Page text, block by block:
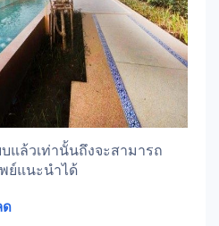
แล้วเท่านั้นถึงจะสามารถ
ย์แนะนำได้